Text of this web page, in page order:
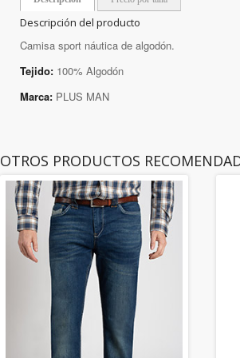
Descripción del producto
Camisa sport náutica de algodón.
Tejido: 100% Algodón
Marca: PLUS MAN
OTROS PRODUCTOS